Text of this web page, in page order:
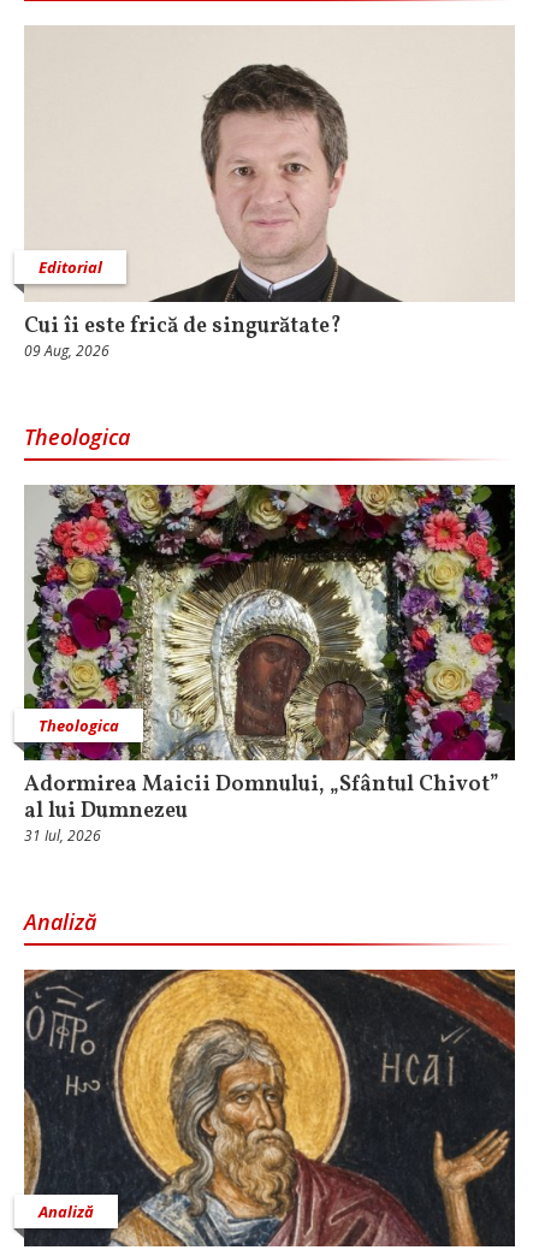
Editorial
Cui îi este frică de singurătate?
09 Aug, 2026
Theologica
Theologica
Adormirea Maicii Domnului, „Sfântul Chivot”
al lui Dumnezeu
31 Iul, 2026
Analiză
Analiză